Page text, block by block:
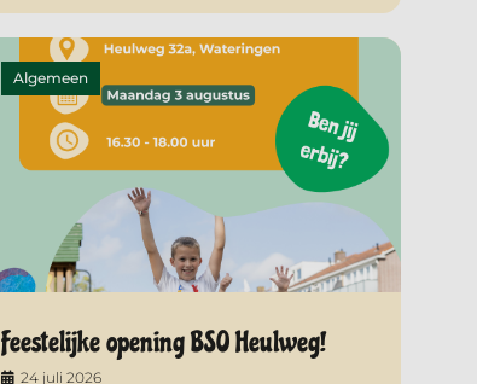
Algemeen
Feestelijke opening BSO Heulweg!
24 juli 2026